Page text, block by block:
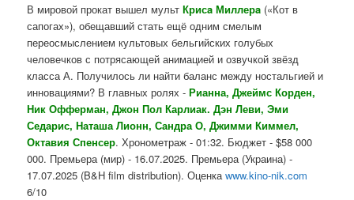
В мировой прокат вышел мультКрисa Миллерa («Кот в
сапогах»), обещавший стать ещё одним смелым
переосмыслением культовых бельгийских голубых
человечков с потрясающей анимацией и озвучкой звёзд
класса А. Получилось ли найти баланс между ностальгией и
инновациями? В главных ролях -Рианна, Джеймс Корден,
Ник Офферман, Джон Пол Карлиак. Дэн Леви, Эми
Седарис, Наташа Лионн, Сандра О, Джимми Киммел,
Октавия Спенсер. Хронометраж - 01:32. Бюджет - $58 000
000. Премьера (мир) - 16.07.2025. Премьера (Украина) -
17.07.2025 (B&H film distribution). Оценкаwww.kino-nik.com
6/10